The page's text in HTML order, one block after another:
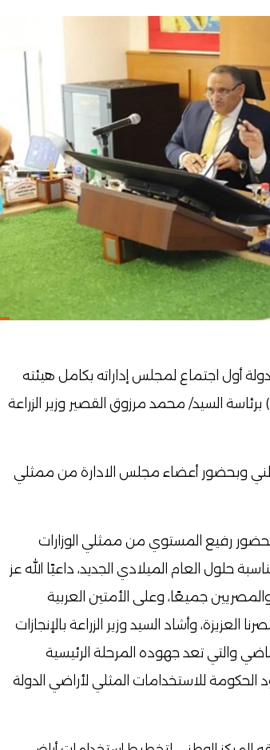
أول اجتماع لمجلس إداراته بكامل هيئته
بمقره الجديد بالعاصمة الإدارية الجلسة رقم (٧٦) برئاسة السيد/ محمد مرزوق القصير وزير الزراعة
وبحضور أعضاء مجلس الادارة من ممثلي
رفيع المستوي من ممثلي الوزارات
حلول العام الميلادي الجديد، داعيًا الله عز
جميعًا، وعلى الأمتين العربية
وأشاد السيد وزير الزراعة بالإنجازات
والتي تعد جهوده المرحلة الرئيسية
للاستخدامات المثلي لأراضي الدولة